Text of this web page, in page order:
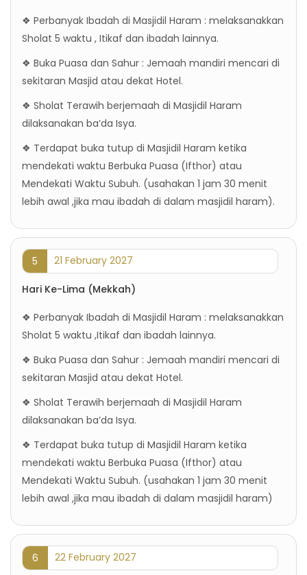
❖ Perbanyak Ibadah di Masjidil Haram : melaksanakkan
Sholat 5 waktu , Itikaf dan ibadah lainnya.
❖ Buka Puasa dan Sahur : Jemaah mandiri mencari di
sekitaran Masjid atau dekat Hotel.
❖ Sholat Terawih berjemaah di Masjidil Haram
dilaksanakan ba’da Isya.
❖ Terdapat buka tutup di Masjidil Haram ketika
mendekati waktu Berbuka Puasa (Ifthor) atau
Mendekati Waktu Subuh. (usahakan 1 jam 30 menit
lebih awal ,jika mau ibadah di dalam masjidil haram).
5 21 February 2027
Hari Ke-Lima (Mekkah)
❖ Perbanyak Ibadah di Masjidil Haram : melaksanakkan
Sholat 5 waktu ,Itikaf dan ibadah lainnya.
❖ Buka Puasa dan Sahur : Jemaah mandiri mencari di
sekitaran Masjid atau dekat Hotel.
❖ Sholat Terawih berjemaah di Masjidil Haram
dilaksanakan ba’da Isya.
❖ Terdapat buka tutup di Masjidil Haram ketika
mendekati waktu Berbuka Puasa (Ifthor) atau
Mendekati Waktu Subuh. (usahakan 1 jam 30 menit
lebih awal ,jika mau ibadah di dalam masjidil haram)
6 22 February 2027